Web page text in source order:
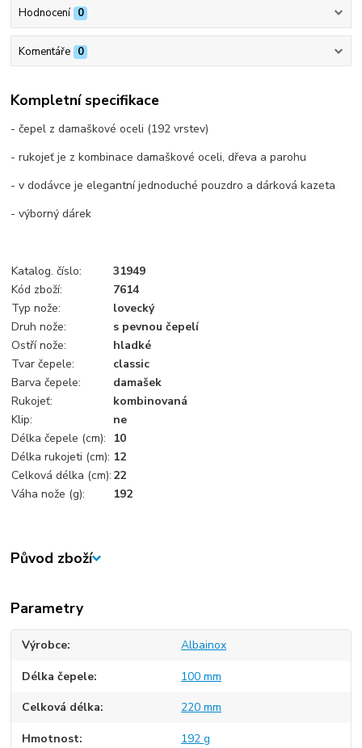
Hodnocení 0
Komentáře 0
Kompletní specifikace
- čepel z damaškové oceli (192 vrstev)
- rukojeť je z kombinace damaškové oceli, dřeva a parohu
- v dodávce je elegantní jednoduché pouzdro a dárková kazeta
- výborný dárek
Katalog. číslo:
31949
Kód zboží:
7614
Typ nože:
lovecký
Druh nože:
s pevnou čepelí
Ostří nože:
hladké
Tvar čepele:
classic
Barva čepele:
damašek
Rukojeť:
kombinovaná
Klip:
ne
Délka čepele (cm):
10
Délka rukojeti (cm): 12
Celková délka (cm): 22
Váha nože (g):
192
Původ zboží
Parametry
Výrobce Albainox
Délka čepele 100 mm
Celková délka 220 mm
Hmotnost 192 g